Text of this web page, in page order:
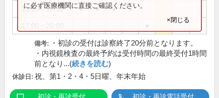
13:30～18:30 ● ● ● ●
に必ず医療機関に直接ご確認ください。
×閉じる
備考:
・初診の受付は診察終了20分前となります。
・内視鏡検査の最終予約は受付時間の最終受付1時間
前となり...(続きを読む)
休診日: 祝、第1・2・4・5日曜、年末年始